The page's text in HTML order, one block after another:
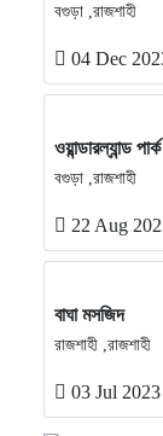
বগুড়া ,রাজশাহী
04 Dec
ওয়ান্ডারল্যান্ড পার্ক
বগুড়া ,রাজশাহী
22 Aug
বাঘা মসজিদ
রাজশাহী ,রাজশাহী
03 Jul 2023